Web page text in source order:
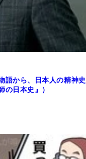
語から、日本人の精神史
の日本史』）